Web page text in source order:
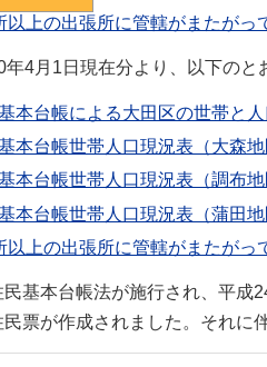
以上の出張所に管轄がまたがっ
年4月1日現在分より、以下のと
本台帳による大田区の世帯と人
本台帳世帯人口現況表（大森
本台帳世帯人口現況表（調布
本台帳世帯人口現況表（蒲田
以上の出張所に管轄がまたがっ
民基本台帳法が施行され、平成
民票が作成されました。それに